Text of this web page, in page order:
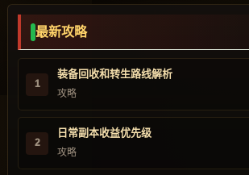
最新攻略
1
装备回收和转生路线解析
攻略
2
日常副本收益优先级
攻略